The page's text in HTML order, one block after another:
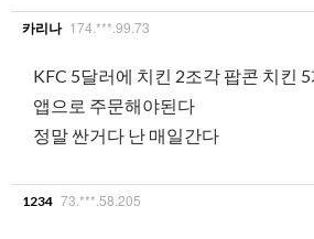
카리나 174.***.99.73
KFC 5달러에 치킨 2조각 팝콘 치킨
앱으로 주문해야된다
정말 싼거다 난 매일간다
1234 73.***.58.205